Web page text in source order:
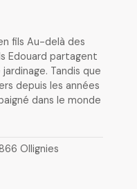
fils Au-delà des
Edouard partagent
Tandis que
depuis les années
dans le monde
Ollignies